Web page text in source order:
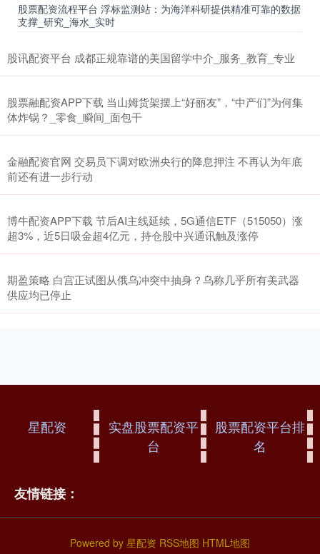
股票配资流程平台 浮标监测站：为海洋科研提供精准可靠的数据
支撑_研究_海水_实时
股讯配资平台 成都正规靠谱的美国留学中介_服务_教育_专业
股票融配资APP下载 当山姆货架摆上“好丽友”，“中产们”为何集
体炸锅？_零食_瞬间_面包干
金融配资官网 交易员下调对欧洲央行的降息押注 不再认为年底
前还有进一步行动
博牛配资APP下载 节后AI主线延续，5G通信ETF（515050）涨
超3%，近5日吸金超4亿元，持仓股中兴通讯触及涨停
期盈策略 白宫正试图从俄乌冲突中抽身？乌称几乎所有美武器
供应均已停止
星配资
实盘股票配资平
台
股票配资平台排
名
友情链接：
Powered by 星配资 RSS地图 HTML地图